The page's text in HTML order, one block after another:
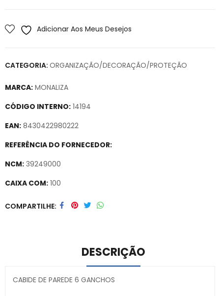
Adicionar Aos Meus Desejos
CATEGORIA: ORGANIZAÇÃO/DECORAÇÃO/PROTEÇÃO
MARCA: MONALIZA
CÓDIGO INTERNO: 14194
EAN: 8430422980222
REFERÊNCIA DO FORNECEDOR:
NCM: 39249000
CAIXA COM: 100
Secure crypto portfolio manager for desktops and mobile –
COMPARTILHE
DESCRIÇÃO
CABIDE DE PAREDE 6 GANCHOS